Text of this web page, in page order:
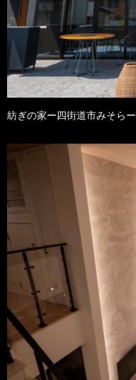
紡ぎの家ー四街道市みそらー